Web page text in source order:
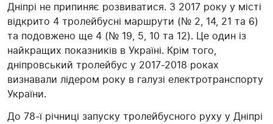
Дніпрі не припиняє розвиватися. З 2017 року у місті
відкрито 4 тролейбусні маршрути (№ 2, 14, 21 та 6)
та подовжено ще 4 (№ 19, 5, 10 та 12). Це один із
найкращих показників в Україні. Крім того,
дніпровський тролейбус у 2017-2018 роках
визнавали лідером року в галузі електротранспорту
України.
До 78-ї річниці запуску тролейбусного руху у Дніпрі